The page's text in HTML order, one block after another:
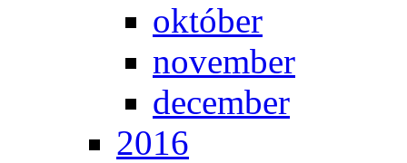
ok­tó­ber
no­vem­ber
de­cem­ber
2016